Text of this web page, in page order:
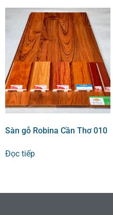
Sàn gỗ Robina Cần Thơ 010
Đọc tiếp